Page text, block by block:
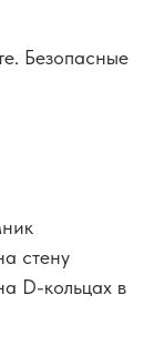
Безопасные
стену
D-кольцах в